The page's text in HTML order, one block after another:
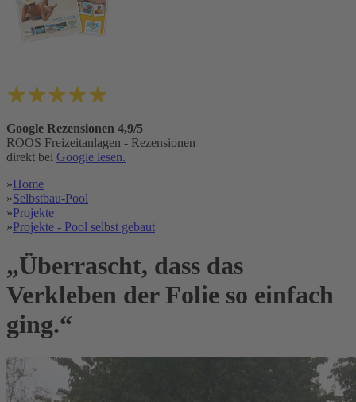
Google Rezensionen 4,9/5
ROOS Freizeitanlagen - Rezensionen
direkt bei Google lesen.
»Home
»Selbstbau-Pool
»Projekte
»Projekte - Pool selbst gebaut
„Überrascht, dass das
Verkleben der Folie so einfach
ging.“